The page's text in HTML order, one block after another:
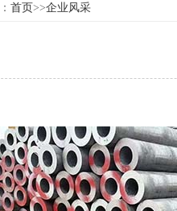
： 首页>>企业风采